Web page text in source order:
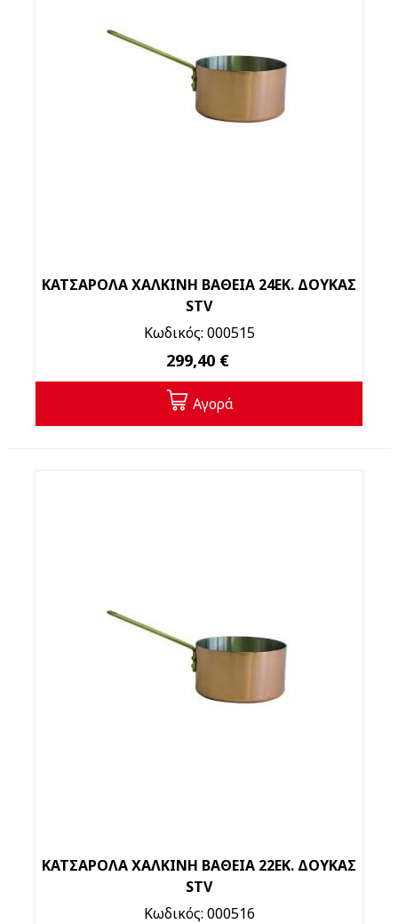
ΚΑΤΣΑΡΟΛΑ ΧΑΛΚΙΝΗ ΒΑΘΕΙΑ 24ΕΚ. ΔΟΥΚΑΣ
STV
Κωδικός: 000515
299,40 €
Αγορά
ΚΑΤΣΑΡΟΛΑ ΧΑΛΚΙΝΗ ΒΑΘΕΙΑ 22ΕΚ. ΔΟΥΚΑΣ
STV
Κωδικός: 000516